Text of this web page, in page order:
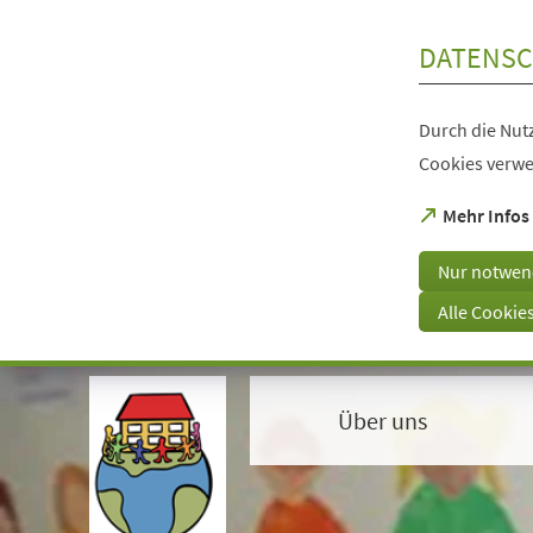
Visuelle
Assistenzsoftware
Tastatur
erreichbar
über
ALT
Durch die
Cookies
Mehr Infos
(Öffnet
einem
neuen
Tab)
Nur
Alle
Über uns